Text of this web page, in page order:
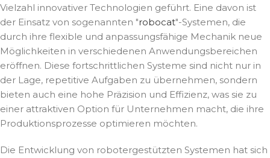
Vielzahl innovativer Technologien geführt. Eine davon ist
der Einsatz von sogenannten "robocat"-Systemen, die
durch ihre flexible und anpassungsfähige Mechanik neue
Möglichkeiten in verschiedenen Anwendungsbereichen
eröffnen. Diese fortschrittlichen Systeme sind nicht nur in
der Lage, repetitive Aufgaben zu übernehmen, sondern
bieten auch eine hohe Präzision und Effizienz, was sie zu
einer attraktiven Option für Unternehmen macht, die ihre
Produktionsprozesse optimieren möchten.
Die Entwicklung von robotergestützten Systemen hat sich